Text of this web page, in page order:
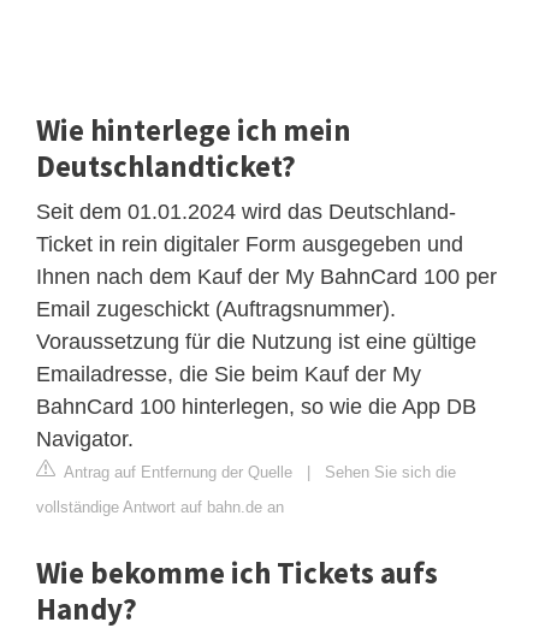
Wie hinterlege ich mein
Deutschlandticket?
Seit dem 01.01.2024 wird das Deutschland-
Ticket in rein digitaler Form ausgegeben und
Ihnen nach dem Kauf der My BahnCard 100 per
Email zugeschickt (Auftragsnummer).
Voraussetzung für die Nutzung ist eine gültige
Emailadresse, die Sie beim Kauf der My
BahnCard 100 hinterlegen, so wie die App DB
Navigator.
Antrag auf Entfernung der Quelle | Sehen Sie sich die
vollständige Antwort auf bahn.de an
Wie bekomme ich Tickets aufs
Handy?